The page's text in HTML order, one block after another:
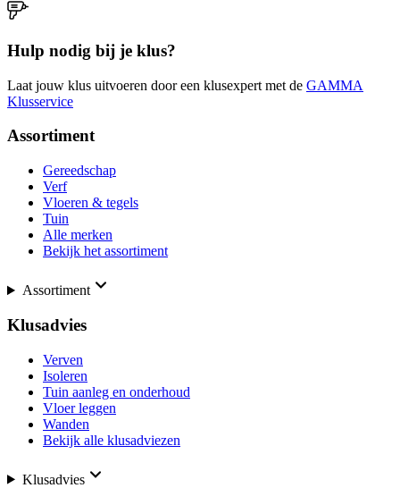
Hulp nodig bij je klus?
Laat jouw klus uitvoeren door een klusexpert met de GAMMA
Klusservice
Assortiment
Gereedschap
Verf
Vloeren & tegels
Tuin
Alle merken
Bekijk het assortiment
Assortiment
Klusadvies
Verven
Isoleren
Tuin aanleg en onderhoud
Vloer leggen
Wanden
Bekijk alle klusadviezen
Klusadvies